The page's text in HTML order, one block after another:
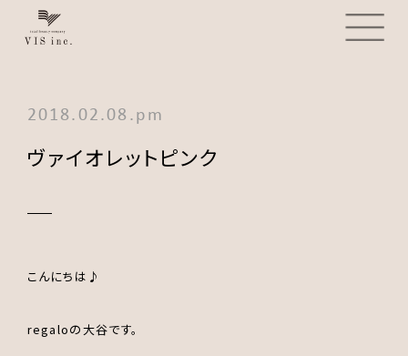
2018.02.08.pm
ヴァイオレットピンク
こんにちは♪
regaloの大谷です。